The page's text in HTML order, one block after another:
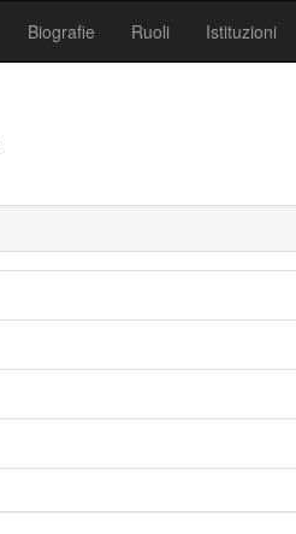
Biografie Ruoli Istituzioni